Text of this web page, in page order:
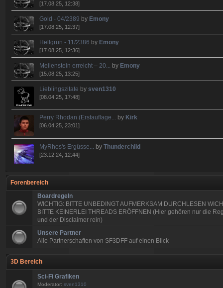
[17.08.25, 12:38]
Gold - 04/2389 by Emony
[17.08.25, 12:37]
Hellgrün - 11/2386 by Emony
[17.08.25, 12:36]
Meilenstein erreicht – 20... by Emony
[15.08.25, 13:25]
Lieblingszitate bysven1310
[08.04.25, 17:48]
Perry Rhodan (Erstauflage... by Kirk
[06.04.25, 23:01]
MyRhos's Ergüsse... byThunderchild
[23.12.24, 12:44]
Forenbereich
Boardregeln
WICHTIG: BITTE UNBEDINGT AUFMERKSAM DURCHLESEN
BITTE KEINERLEI THREADS ERÖFFNEN (Hier gehören nur die
und der Disclaimer rein)
Unsere Partner
Alle Partnerschaften von SF3DFF auf einen Blick
3D Bereich
Sci-Fi Grafiken
Moderator: sven1310